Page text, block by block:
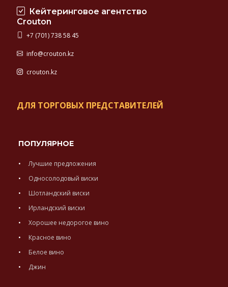
Кейтеринговое агентство
Crouton
+7 (701) 738 58 45
info@crouton.kz
crouton.kz
ДЛЯ ТОРГОВЫХ ПРЕДСТАВИТЕЛЕЙ
ПОПУЛЯРНОЕ
Лучшие предложения
Односолодовый виски
Шотландский виски
Ирландский виски
Хорошее недорогое вино
Красное вино
Белое вино
Джин